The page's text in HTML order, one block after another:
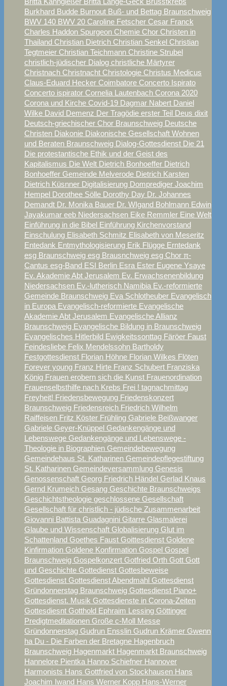
Burkhard Budde Burnout Buß- und Bettag Braunschweig
BWV 140 BWV 20 Caroline Fetscher Cesar Franck
Charles Haddon Spurgeon Chemie Chor Christen in
Thailand Christian Dietrich Christian Senkel Christian
Tegtmeier Christian Teichmann Christine Strubel
christlich-jüdischer Dialog christliche Märtyrer
Christnach Christnacht Christologie Christus Medicus
Claus-Eduard Hecker Coimbatore Concerto Ispirato
Concerto ispirator Cornelia Lautenbach Corona 2020
Corona und Kirche Covid-19 Dagmar Nabert Daniel
Wilke David Demenz Der Tragödie erster Teil Deus dixit
Deutsch-griechischer Chor Braunschweig Deutsche
Christen Diakonie Diakonische Gesellschaft Wohnen
und Beraten Braunschweig Dialog-Gottesdienst Die 21
Die protestantische Ethik und der Geist des
Kapitalismus Die Welt Dietrich Bonhoeffer Dietrich
Bonhoeffer Gemeinde Melverode Dietrich Karsten
Dietrich Küsnner Digitalisierung Domprediger Joachim
Hempel Dorothee Sölle Dorothy Day Dr. Johannes
Demandt Dr. Monika Bauer Dr. WIgand Bohlmann Edwin
Jayakumar eeb Niedersachsen Eike Remmler Eine Welt
Einführung in die Bibel Einführung Kirchenvorstand
Einschulung Elisabeth Schmitz Elisabeth von Meseritz
Entedank Entmythologisierung Erik Flügge Erntedank
esg Braunschweig esg Brausnchweig esg Chor π-
Cantus esg-Band ESI Berlin Esra Ester Eugene Ysaye
Ev. Akademie Abt Jerusalem Ev. Erwachsenenbildung
Niedersachsen Ev.-lutherisch Namibia Ev.-reformierte
Gemeinde Braunschweig Eva Schlotheuber Evangelisch
in Europa Evangelisch-reformierte Evangelische
Akademie Abt Jerusalem Evangelische Allianz
Braunschweig Evangelische Bildung in Braunschweig
Evangelisches Hitlerbild Ewigkeitssonttag Färöer Faust
Feindesliebe Felix Mendelssohn Bartholdy
Festgottesdienst Florian Höhne Florian Wilkes Flöten
Forever young Franz Hirte Franz Schubert Franziska
König Frauen erobern sich die Kunst Frauenordination
Frauenselbsthilfe nach Krebs Frei ! tagnachmittag
Freyheit! Friedensbewegung Friedenskonzert
Braunschweig Friedensreich Friedrich Wilhelm
Raiffeisen Fritz Köster Frühling Gabriele Beißwanger
Gabriele Geyer-Knüppel Gedankengänge und
Lebenswege Gedankengänge und Lebenswege -
Theologie in Biographien Gemeindebewegung
Gemeindehaus St. Katharinen Gemeindepflegestiftung
St. Katharinen Gemeindeversammlung Genesis
Genossenschaft Georg Friedrich Händel Gerlad Knaus
Gernd Krumeich Gesang Geschichte Braunschweigs
Geschichtstheologie geschlossene Gesellschaft
Gesellschaft für christlich - jüdische Zusammenarbeit
Giovanni Battista Guadagnini Gitarre Glasmalerei
Glaube und Wissenschaft Globalisierung Glut im
Schattenland Goethes Faust Goittesdienst Goldene
Kinfirmation Goldene Konfirmation Gospel Gospel
Braunschweig Gospelkonzert Gotfried Orth Gott Gott
und Geschichte Gottedienst Gottesbeweise
Gottesdienst Gottesdienst Abendmahl Gottesdienst
Gründonnerstag Braunschweig Gottesdienst Piano+
Gottesdienst. Musik Gottesdienste in Corona-Zeiten
Gottesdiesnt Gotthold Ephraim Lessing Göttinger
Predigtmeditationen Große c-Moll Messe
Gründonnerstag Gudrun Ensslin Gudrun Krämer Gwenn
ha Du - Die Farben der Bretagne Hagenbruch
Braunschweig Hagenmarkt Hagenmarkt Braunschweig
Hannelore Pientka Hanno Schiefner Hannover
Harmonists Hans Gottfried von Stockhausen Hans
Joachim Iwand Hans Werner Kopp Hans-Werner